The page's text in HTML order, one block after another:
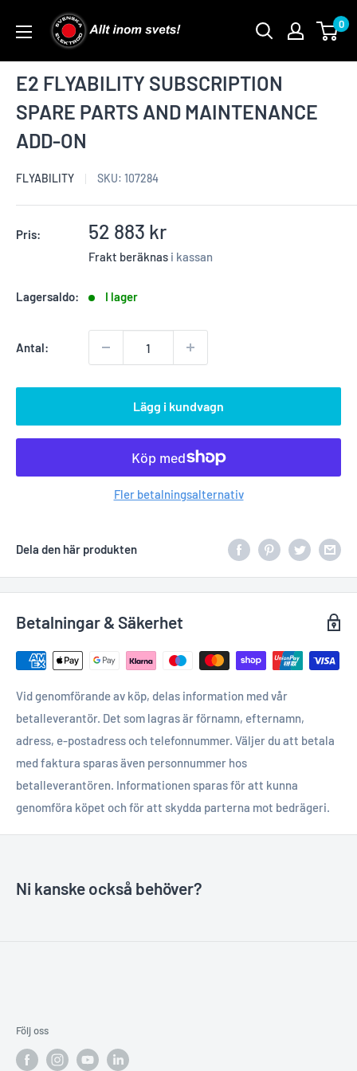
0
E2 FLYABILITY SUBSCRIPTION
SPARE PARTS AND MAINTENANCE
ADD-ON
FLYABILITY SKU: 107284
Pris: Reapris
52 883 kr
Frakt beräknas i kassan
Lagersaldo: I lager
Antal:
Lägg i kundvagn
Fler betalningsalternativ
Dela den här produkten
Betalningar & Säkerhet
Vid genomförande av köp, delas information med vår
betalleverantör. Det som lagras är förnamn, efternamn,
adress, e-postadress och telefonnummer. Väljer du att betala
med faktura sparas även personnummer hos
betalleverantören. Informationen sparas för att kunna
genomföra köpet och för att skydda parterna mot bedrägeri.
Ni kanske också behöver?
Följ oss